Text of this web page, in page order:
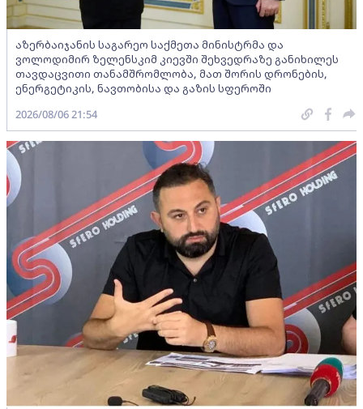
აზერბაიჯანის საგარეო საქმეთა მინისტრმა და
ვოლოდიმირ ზელენსკიმ კიევში შეხვედრაზე განიხილეს
თავდაცვითი თანამშრომლობა, მათ შორის დრონების,
ენერგეტიკის, ნავთობისა და გაზის სფეროში
2026/08/06 21:54